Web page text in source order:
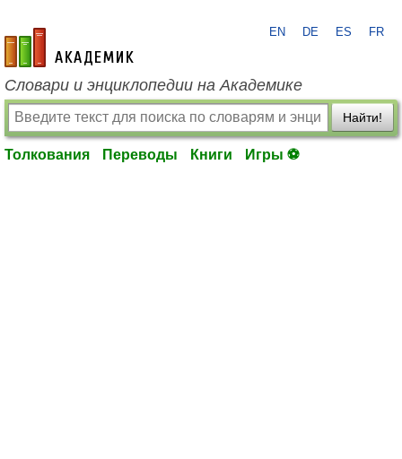
academic.ru
EN DE ES FR
Словари и энциклопедии на Академике
Найти!
Толкования Переводы Книги Игры ⚽